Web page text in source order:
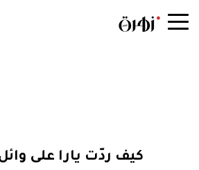
كيف ردّت يارا على